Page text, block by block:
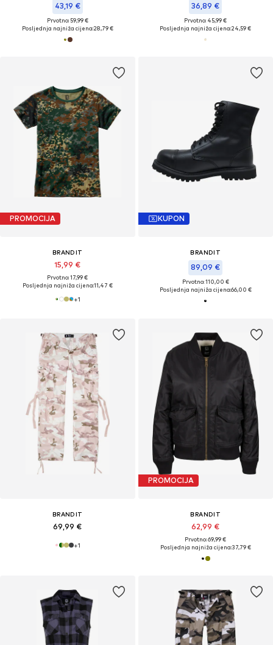
43,19 €
Prvotno: 59,99 €
Posljednja najniža cijena:28,79 €
36,89 €
Prvotno: 45,99 €
Posljednja najniža cijena:24,59 €
PROMOCIJA
BRANDIT
15,99 €
Prvotno: 17,99 €
Posljednja najniža cijena:11,47 €
+1
KUPON
BRANDIT
89,09 €
Prvotno: 110,00 €
Posljednja najniža cijena:66,00 €
BRANDIT
69,99 €
+1
PROMOCIJA
BRANDIT
62,99 €
Prvotno: 69,99 €
Posljednja najniža cijena:37,79 €